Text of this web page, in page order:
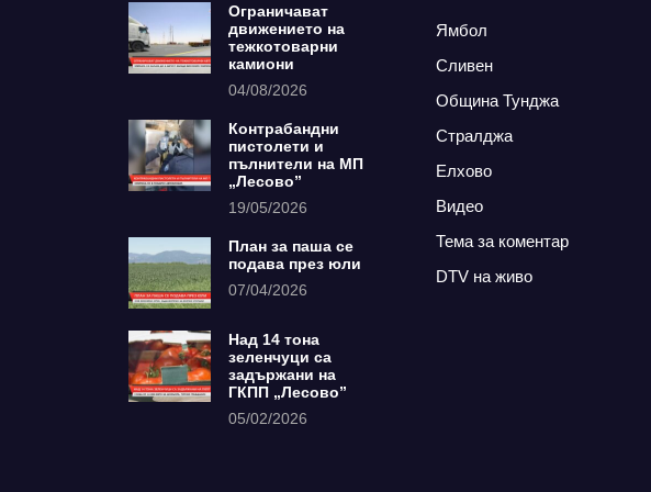
Ограничават
движението на
тежкотоварни
камиони
04/08/2026
Контрабандни
пистолети и
пълнители на МП
„Лесово”
19/05/2026
План за паша се
подава през юли
07/04/2026
Над 14 тона
зеленчуци са
задържани на
ГКПП „Лесово”
05/02/2026
Ямбол
Сливен
Община Тунджа
Стралджа
Елхово
Видео
Тема за коментар
DTV на живо